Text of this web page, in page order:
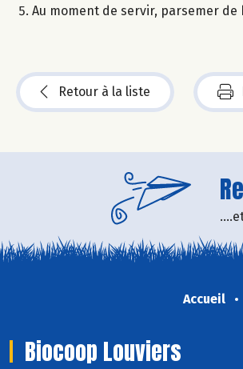
Au moment de servir, parsemer
Retour à la liste
Accueil
Biocoop Louviers